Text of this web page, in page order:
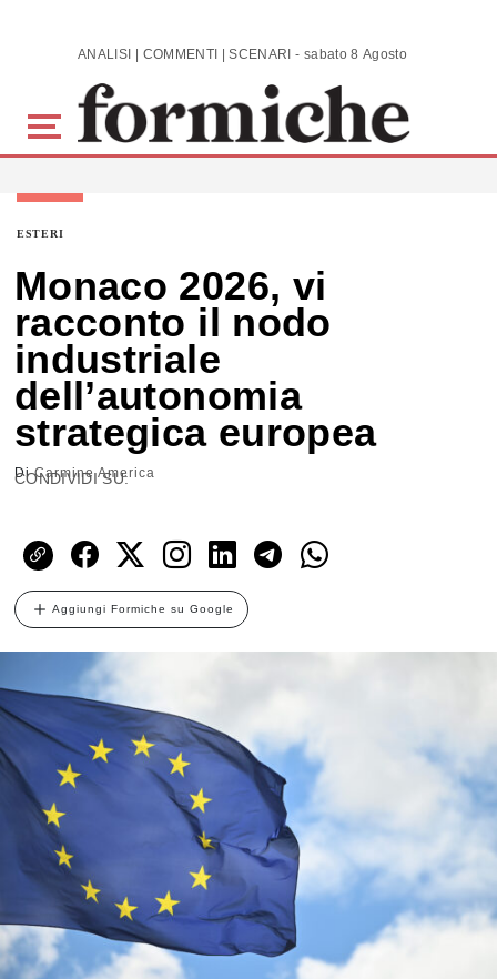
Skip to main content ANALISI | COMMENTI | SCENARI - sabato 8 Agosto 2026
ESTERI
Monaco 2026, vi
racconto il nodo
industriale
dell’autonomia
strategica europea
DiCarmine America
CONDIVIDI SU:
Aggiungi Formiche su Google